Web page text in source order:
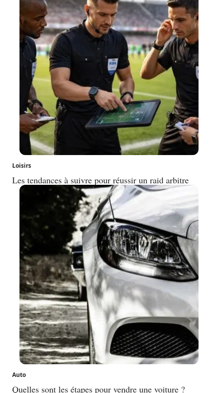
Loisirs
Les tendances à suivre pour réussir un raid arbitre
Auto
Quelles sont les étapes pour vendre une voiture ?